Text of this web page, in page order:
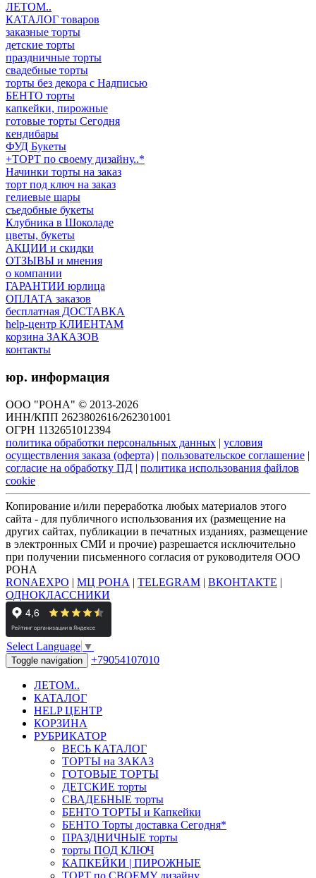
ЛЕТОМ..
КАТАЛОГ товаров
заказные торты
детские торты
праздничные торты
свадебные торты
торты без декора с Надписью
БЕНТО торты
капкейки, пирожные
готовые торты Сегодня
кендибары
ФУД Букеты
+ТОРТ по своему дизайну..*
Начинки торты на заказ
торт под ключ на заказ
гелиевые шары
съедобные букеты
Клубника в Шоколаде
цветы, букеты
АКЦИИ и скидки
ОТЗЫВЫ и мнения
о компании
ГАРАНТИИ юрлица
ОПЛАТА заказов
бесплатная ДОСТАВКА
help-центр КЛИЕНТАМ
корзина ЗАКАЗОВ
контакты
юр. информация
ООО "РОНА" © 2013-2026
ИНН/КПП 2623802616/262301001
ОГРН 1132651012394
политика обработки персональных данных | условия
осуществления заказа (оферта) | пользовательское соглашение |
согласие на обработку ПД | политика использования файлов
cookie
Копирование и/или переработка любых материалов этого
сайта - для публичного использования их (размещение на
других сайтах, публикации в печатных изданиях, размещение
в электронных СМИ и прочие) разрешается исключительно
при получении письменного согласия от руководителя ООО
РОНА
RONAEXPO | МЦ РОНА | TELEGRAM | ВКОНТАКТЕ |
ОДНОКЛАССНИКИ
Select Language ▼
Toggle navigation +79054107010
ЛЕТОМ..
КАТАЛОГ
HELP ЦЕНТР
КОРЗИНА
РУБРИКАТОР
ВЕСЬ КАТАЛОГ
ТОРТЫ на ЗАКАЗ
ГОТОВЫЕ ТОРТЫ
ДЕТСКИЕ торты
СВАДЕБНЫЕ торты
БЕНТО ТОРТЫ и Капкейки
БЕНТО Торты доставка Сегодня*
ПРАЗДНИЧНЫЕ торты
торты ПОД КЛЮЧ
КАПКЕЙКИ | ПИРОЖНЫЕ
ТОРТ по СВОЕМУ дизайну